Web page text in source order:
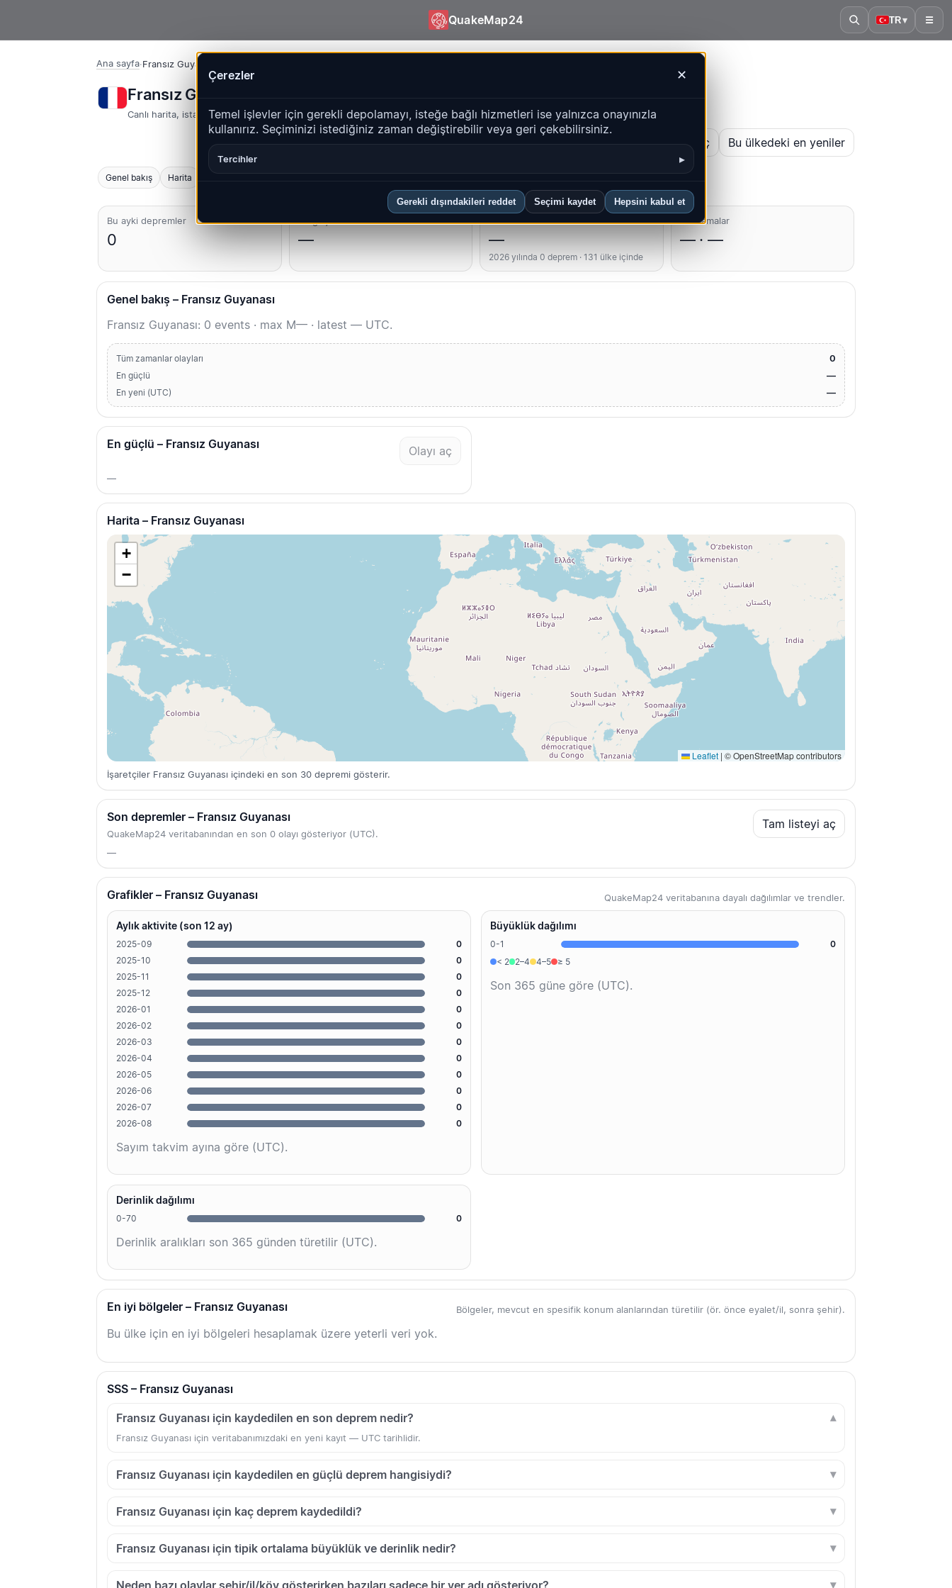
QuakeMap24 TR▾ ☰
Çerezler ✕
Temel işlevler için gerekli depolamayı, isteğe bağlı hizmetleri ise yalnızca onayınızla
kullanırız. Seçiminizi istediğiniz zaman değiştirebilir veya geri çekebilirsiniz.
Tercihler ▸
Gerekli dışındakileri reddet Seçimi kaydet Hepsini kabul et
Ana sayfa·Fransız Guyanası
Fransız Guyanası – Depremler | QuakeMap24
Canlı harita, istatistikler ve son olaylar
Geçmiş haritasını aç Bu ülkedeki en yeniler
Genel bakış Harita
Bu ayki depremler
0
En güçlü
—
Ülke sıralaması
—
2026 yılında 0 deprem · 131 ülke içinde
Ortalamalar
— · —
Genel bakış – Fransız Guyanası
Fransız Guyanası: 0 events · max M— · latest — UTC.
Tüm zamanlar olayları 0
En güçlü —
En yeni (UTC) —
En güçlü – Fransız Guyanası Olayı aç
—
Harita – Fransız Guyanası
+
−
Leaflet | © OpenStreetMap contributors
İşaretçiler Fransız Guyanası içindeki en son 30 depremi gösterir.
Son depremler – Fransız Guyanası
QuakeMap24 veritabanından en son 0 olayı gösteriyor (UTC).
Tam listeyi aç
—
Grafikler – Fransız Guyanası QuakeMap24 veritabanına dayalı dağılımlar ve trendler.
Aylık aktivite (son 12 ay)
2025-09
0
2025-10
0
2025-11
0
2025-12
0
2026-01
0
2026-02
0
2026-03
0
2026-04
0
2026-05
0
2026-06
0
2026-07
0
2026-08
0
Sayım takvim ayına göre (UTC).
Büyüklük dağılımı
0-1
0
< 2
2–4 4–5 ≥ 5
Son 365 güne göre (UTC).
Derinlik dağılımı
0-70 0
Derinlik aralıkları son 365 günden türetilir (UTC).
En iyi bölgeler – Fransız Guyanası Bölgeler, mevcut en spesifik konum alanlarından türetilir (ör. önce eyalet/il, sonra şehir).
Bu ülke için en iyi bölgeleri hesaplamak üzere yeterli veri yok.
SSS – Fransız Guyanası
Fransız Guyanası için kaydedilen en son deprem nedir?
Fransız Guyanası için veritabanımızdaki en yeni kayıt — UTC tarihlidir.
Fransız Guyanası için kaydedilen en güçlü deprem hangisiydi?
Fransız Guyanası için kaç deprem kaydedildi?
Fransız Guyanası için tipik ortalama büyüklük ve derinlik nedir?
Neden bazı olaylar şehir/il/köy gösterirken bazıları sadece bir yer adı gösteriyor?